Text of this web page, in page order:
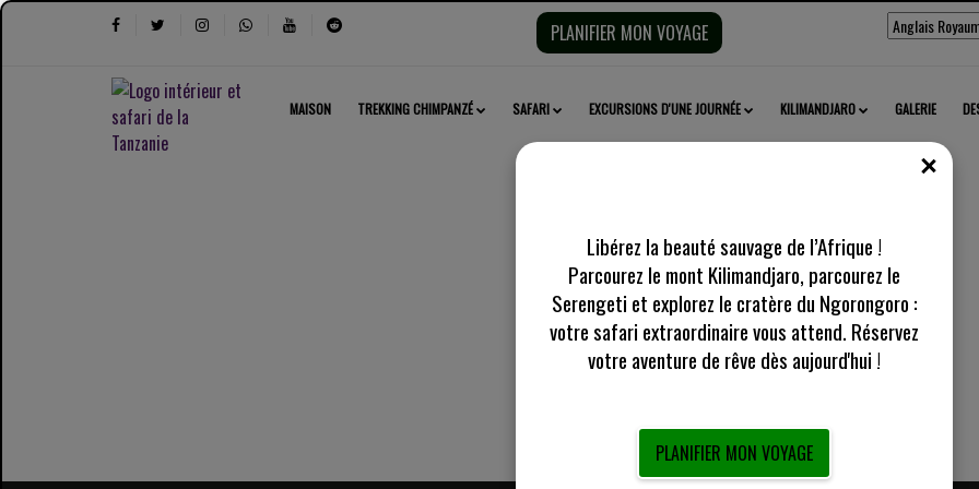
PLANIFIER MON VOYAGE
Sélectionnez
la
MAISON TREKKING CHIMPANZÉ SAFARI EXCURSIONS D'UNE JOURNÉE KILIMANDJARO GALERIE
Safari photographique de 11 jours en Tanzanie avec
cratère du Ngorongoro
Libérez la beauté sauvage de l’Afrique !
Parcourez le mont Kilimandjaro, parcourez le
Serengeti et explorez le cratère du Ngorongoro :
votre safari extraordinaire vous attend. Réservez
votre aventure de rêve dès aujourd'hui !
PLANIFIER MON VOYAGE